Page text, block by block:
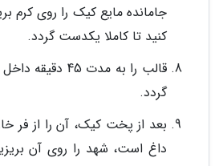
جامانده مایع کیک را روی کرم
کنید تا کاملا یکدست گردد.
قالب را به مدت
گردد.
بعد از پخت کیک، آن را از فر
داغ است، شهد را روی آن